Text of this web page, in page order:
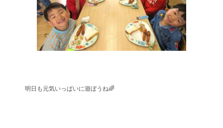
明日も元気いっぱいに遊ぼうね🌈